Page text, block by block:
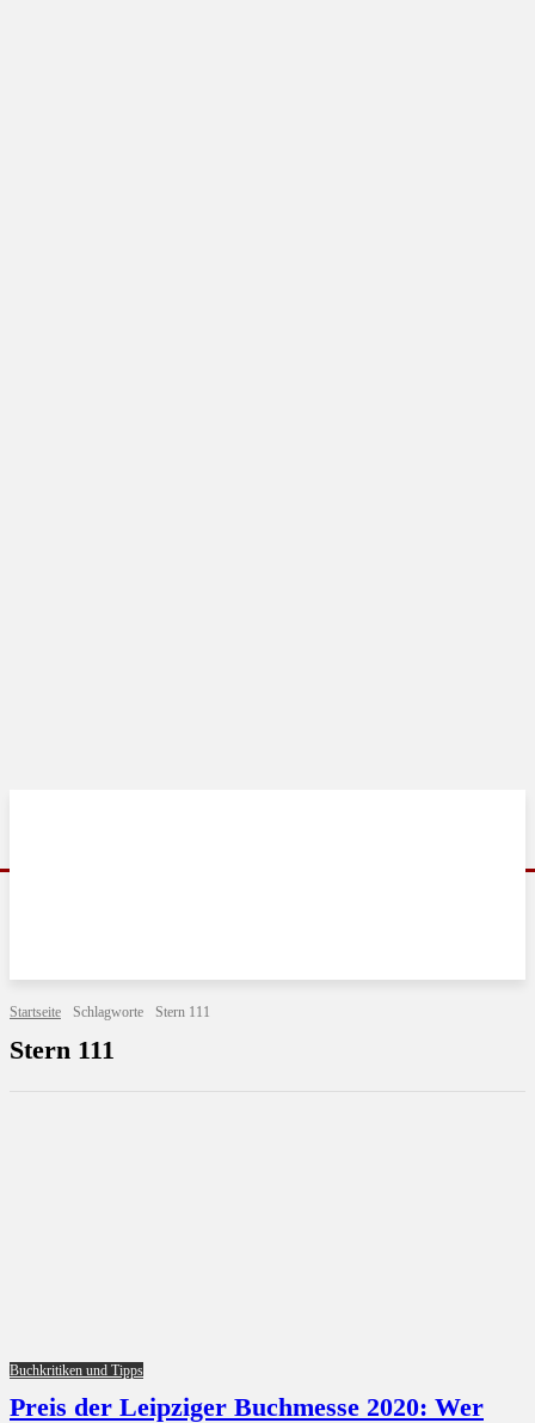
Startseite Schlagworte Stern 111
Stern 111
Buchkritiken und Tipps
Preis der Leipziger Buchmesse 2020: Wer